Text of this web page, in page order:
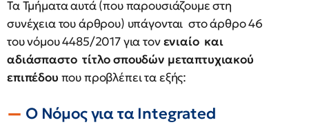
Τα Τμήματα αυτά (που παρουσιάζουμε στη
συνέχεια του άρθρου) υπάγονται στο άρθρο 46
του νόμου 4485/2017 για τονενιαίο και
αδιάσπαστο τίτλο σπουδών μεταπτυχιακού
επιπέδου που προβλέπει τα εξής:
Ο Νόμος για τα Ιntegrated